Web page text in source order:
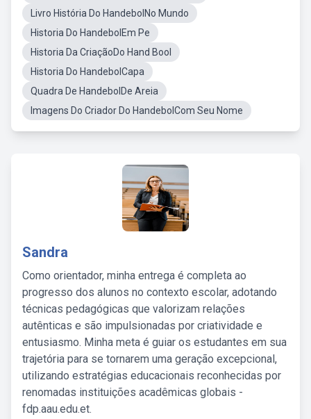
Livro História Do HandebolNo Mundo
Historia Do HandebolEm Pe
Historia Da CriaçãoDo Hand Bool
Historia Do HandebolCapa
Quadra De HandebolDe Areia
Imagens Do Criador Do HandebolCom Seu Nome
Sandra
Como orientador, minha entrega é completa ao
progresso dos alunos no contexto escolar, adotando
técnicas pedagógicas que valorizam relações
autênticas e são impulsionadas por criatividade e
entusiasmo. Minha meta é guiar os estudantes em sua
trajetória para se tornarem uma geração excepcional,
utilizando estratégias educacionais reconhecidas por
renomadas instituições acadêmicas globais -
fdp.aau.edu.et.